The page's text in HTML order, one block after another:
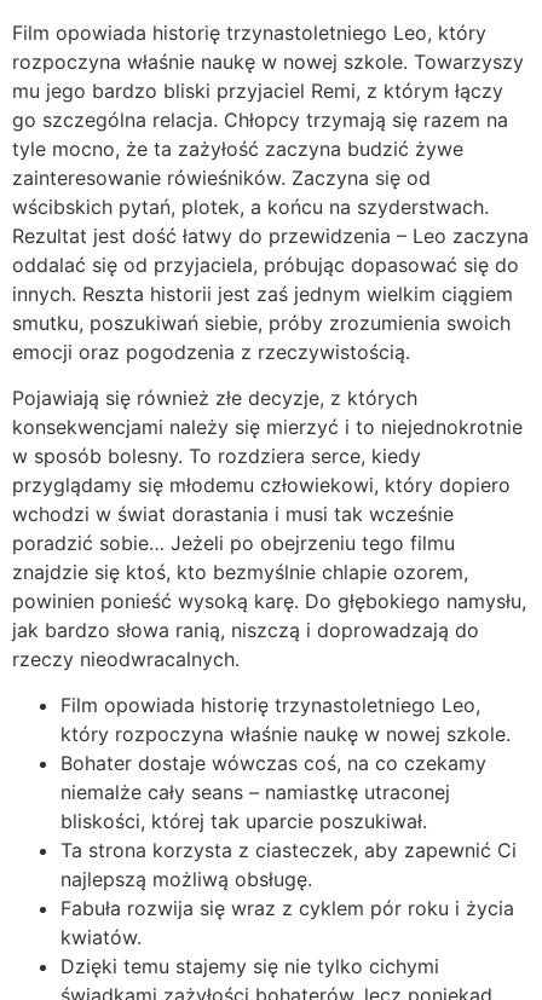
Film opowiada historię trzynastoletniego Leo, który
rozpoczyna właśnie naukę w nowej szkole. Towarzyszy
mu jego bardzo bliski przyjaciel Remi, z którym łączy
go szczególna relacja. Chłopcy trzymają się razem na
tyle mocno, że ta zażyłość zaczyna budzić żywe
zainteresowanie rówieśników. Zaczyna się od
wścibskich pytań, plotek, a końcu na szyderstwach.
Rezultat jest dość łatwy do przewidzenia – Leo zaczyna
oddalać się od przyjaciela, próbując dopasować się do
innych. Reszta historii jest zaś jednym wielkim ciągiem
smutku, poszukiwań siebie, próby zrozumienia swoich
emocji oraz pogodzenia z rzeczywistością.
Pojawiają się również złe decyzje, z których
konsekwencjami należy się mierzyć i to niejednokrotnie
w sposób bolesny. To rozdziera serce, kiedy
przyglądamy się młodemu człowiekowi, który dopiero
wchodzi w świat dorastania i musi tak wcześnie
poradzić sobie… Jeżeli po obejrzeniu tego filmu
znajdzie się ktoś, kto bezmyślnie chlapie ozorem,
powinien ponieść wysoką karę. Do głębokiego namysłu,
jak bardzo słowa ranią, niszczą i doprowadzają do
rzeczy nieodwracalnych.
Film opowiada historię trzynastoletniego Leo,
który rozpoczyna właśnie naukę w nowej szkole.
Bohater dostaje wówczas coś, na co czekamy
niemalże cały seans – namiastkę utraconej
bliskości, której tak uparcie poszukiwał.
Ta strona korzysta z ciasteczek, aby zapewnić Ci
najlepszą możliwą obsługę.
Fabuła rozwija się wraz z cyklem pór roku i życia
kwiatów.
Dzięki temu stajemy się nie tylko cichymi